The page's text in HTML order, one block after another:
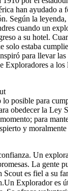
han ayudado a
Según la
cuando un
a su hotel.
solo estaba
para llevar las
Exploradores a los
posible para
obedecer la Ley
para
y moralmente
Un
La gente
es fiel a su
Explorador es